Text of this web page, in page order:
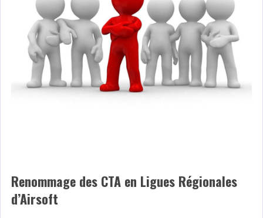
Renommage des CTA en Ligues Régionales
d’Airsoft